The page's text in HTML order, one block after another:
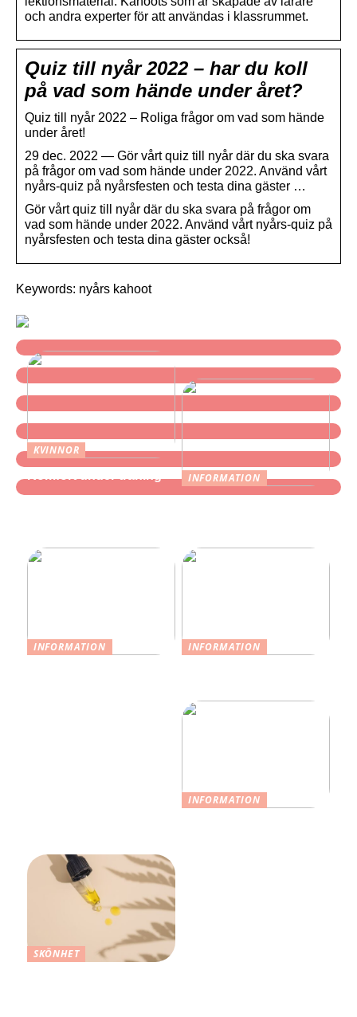
och andra experter för att användas i klassrummet.
Quiz till nyår 2022 – har du koll
på vad som hände under året?
Quiz till nyår 2022 – Roliga frågor om vad som hände
under året!
29 dec. 2022 — Gör vårt quiz till nyår där du ska svara
på frågor om vad som hände under 2022. Använd vårt
nyårs-quiz på nyårsfesten och testa dina gäster …
Gör vårt quiz till nyår där du ska svara på frågor om
vad som hände under 2022. Använd vårt nyårs-quiz på
nyårsfesten och testa dina gäster också!
Keywords: nyårs kahoot
KVINNOR
INFORMATION
INFORMATION
INFORMATION
INFORMATION
SKÖNHET